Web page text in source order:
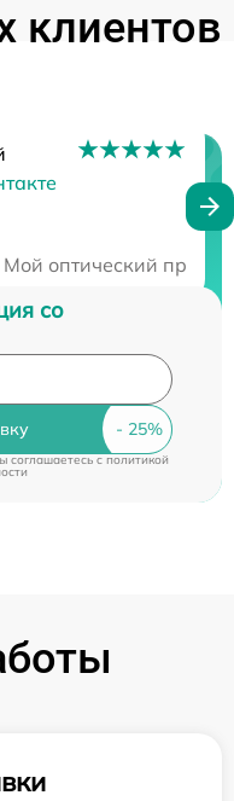
клиентов
оптический
со
соглашаетесь cполитикой